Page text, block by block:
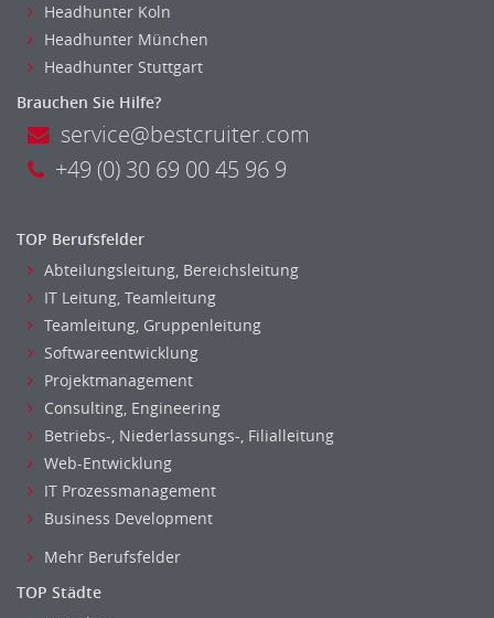
Headhunter Koln
Headhunter München
Headhunter Stuttgart
Brauchen Sie Hilfe?
service@bestcruiter.com
+49 (0) 30 69 00 45 96 9
TOP Berufsfelder
Abteilungsleitung, Bereichsleitung
IT Leitung, Teamleitung
Teamleitung, Gruppenleitung
Softwareentwicklung
Projektmanagement
Consulting, Engineering
Betriebs-, Niederlassungs-, Filialleitung
Web-Entwicklung
IT Prozessmanagement
Business Development
Mehr Berufsfelder
TOP Städte